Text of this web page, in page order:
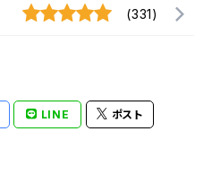
(331)
LINE ポスト